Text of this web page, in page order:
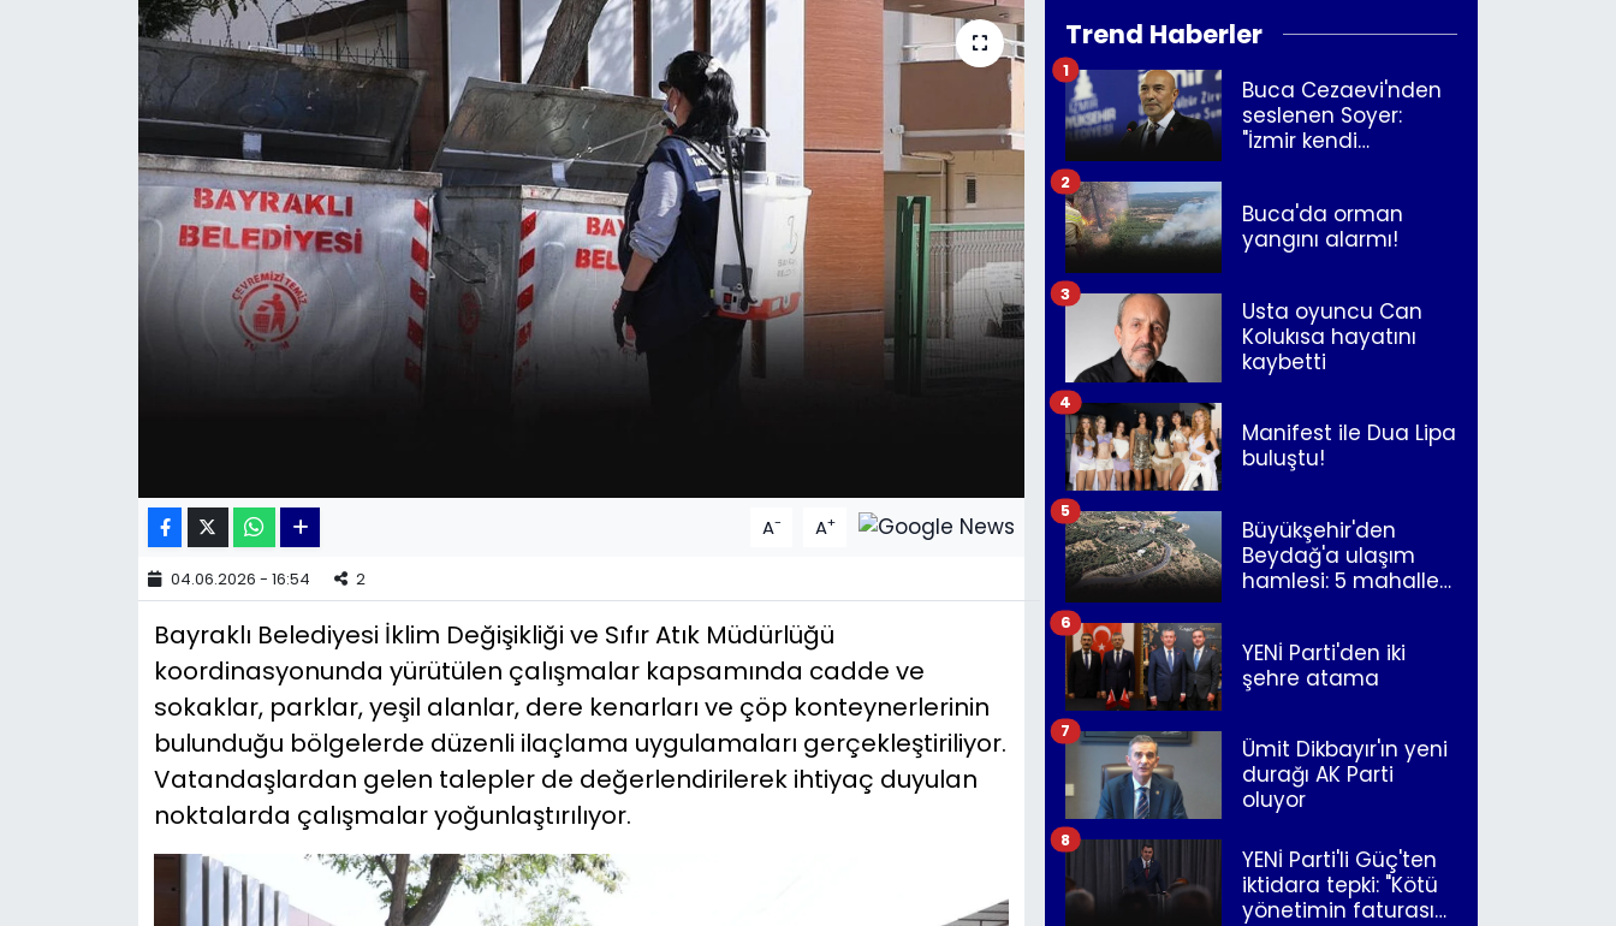
A- A+
04.06.2026 - 16:54 2
Bayraklı Belediyesi İklim Değişikliği ve Sıfır Atık Müdürlüğü
koordinasyonunda yürütülen çalışmalar kapsamında cadde ve
sokaklar, parklar, yeşil alanlar, dere kenarları ve çöp konteynerlerinin
bulunduğu bölgelerde düzenli ilaçlama uygulamaları gerçekleştiriliyor.
Vatandaşlardan gelen talepler de değerlendirilerek ihtiyaç duyulan
noktalarda çalışmalar yoğunlaştırılıyor.
Trend Haberler
Buca Cezaevi'nden
seslenen Soyer:
"İzmir kendi
1
Buca'da orman
yangını alarmı!
2
Usta oyuncu Can
Kolukısa hayatını
kaybetti
3
Manifest ile Dua Lipa
buluştu!
4
Büyükşehir'den
Beydağ'a ulaşım
hamlesi: 5 mahalle
5
YENİ Parti'den iki
şehre atama
6
Ümit Dikbayır'ın yeni
durağı AK Parti
oluyor
7
YENİ Parti'li Güç'ten
iktidara tepki: "Kötü
yönetimin faturasını
8
KÜLTÜR SANAT
MAGAZİN
POLİTİKA
SAĞLIK
Siyaset
YEREL POLİTİKA
YEREL YÖNETİMLER